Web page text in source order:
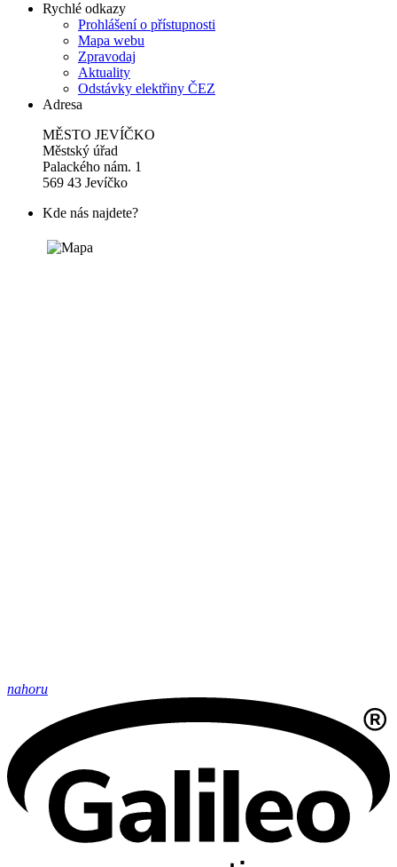
Rychlé odkazy
Prohlášení o přístupnosti
Mapa webu
Zpravodaj
Aktuality
Odstávky elektřiny ČEZ
Adresa
MĚSTO JEVÍČKO
Městský úřad
Palackého nám. 1
569 43 Jevíčko
Kde nás najdete?
nahoru